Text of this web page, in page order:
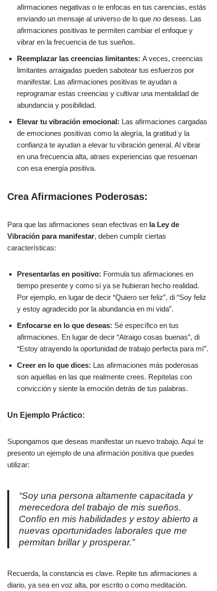
afirmaciones negativas o te enfocas en tus carencias, estás
enviando un mensaje al universo de lo que no deseas. Las
afirmaciones positivas te permiten cambiar el enfoque y
vibrar en la frecuencia de tus sueños.
Reemplazar las creencias limitantes: A veces, creencias
limitantes arraigadas pueden sabotear tus esfuerzos por
manifestar. Las afirmaciones positivas te ayudan a
reprogramar estas creencias y cultivar una mentalidad de
abundancia y posibilidad.
Elevar tu vibración emocional: Las afirmaciones cargadas
de emociones positivas como la alegría, la gratitud y la
confianza te ayudan a elevar tu vibración general. Al vibrar
en una frecuencia alta, atraes experiencias que resuenan
con esa energía positiva.
Crea Afirmaciones Poderosas:
Para que las afirmaciones sean efectivas en la Ley de
Vibración para manifestar, deben cumplir ciertas
características:
Presentarlas en positivo: Formula tus afirmaciones en
tiempo presente y como si ya se hubieran hecho realidad.
Por ejemplo, en lugar de decir “Quiero ser feliz”, di “Soy feliz
y estoy agradecido por la abundancia en mi vida”.
Enfocarse en lo que deseas: Sé específico en tus
afirmaciones. En lugar de decir “Atraigo cosas buenas”, di
“Estoy atrayendo la oportunidad de trabajo perfecta para mí”.
Creer en lo que dices: Las afirmaciones más poderosas
son aquellas en las que realmente crees. Repítelas con
convicción y siente la emoción detrás de tus palabras.
Un Ejemplo Práctico:
Supongamos que deseas manifestar un nuevo trabajo. Aquí te
presento un ejemplo de una afirmación positiva que puedes
utilizar:
“Soy una persona altamente capacitada y
merecedora del trabajo de mis sueños.
Confío en mis habilidades y estoy abierto a
nuevas oportunidades laborales que me
permitan brillar y prosperar.”
Recuerda, la constancia es clave. Repite tus afirmaciones a
diario, ya sea en voz alta, por escrito o como meditación.